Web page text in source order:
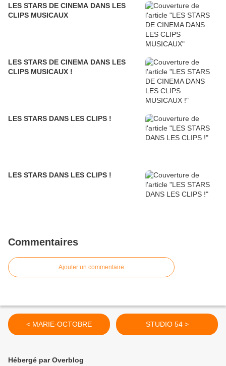
LES STARS DE CINEMA DANS LES
CLIPS MUSICAUX
LES STARS DE CINEMA DANS LES
CLIPS MUSICAUX !
LES STARS DANS LES CLIPS !
LES STARS DANS LES CLIPS !
Commentaires
Ajouter un commentaire
< MARIE-OCTOBRE STUDIO 54 >
Hébergé par Overblog